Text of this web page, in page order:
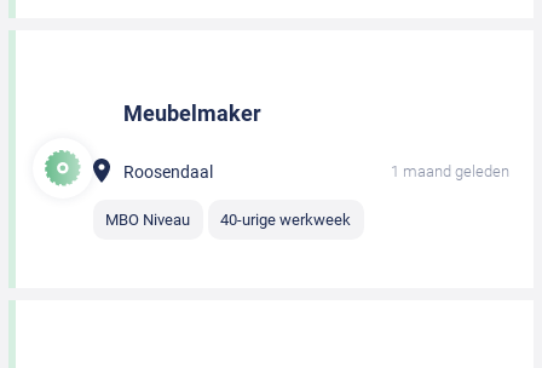
Meubelmaker
Roosendaal 1 maand geleden
MBO Niveau 40-urige werkweek